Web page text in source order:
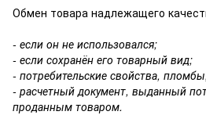
Обмен товара надлежащего
- если он не использовался;
- если сохранён его товарный вид;
- потребительские свойства,
- расчетный документ, выданный
проданным товаром.